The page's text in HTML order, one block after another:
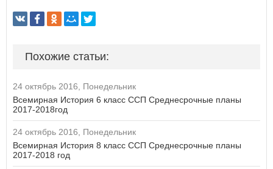
Похожие статьи:
24 октябрь 2016, Понедельник
Всемирная История 6 класс ССП Среднесрочные планы
2017-2018год
24 октябрь 2016, Понедельник
Всемирная История 8 класс ССП Среднесрочные планы
2017-2018 год